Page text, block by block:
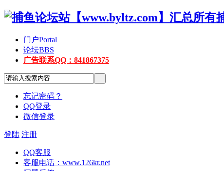
门户Portal
论坛BBS
广告联系QQ：841867375
忘记密码？
QQ登录
微信登录
登陆 注册
QQ客服
客服电话：www.126kr.net